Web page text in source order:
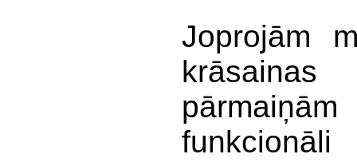
Joprojām